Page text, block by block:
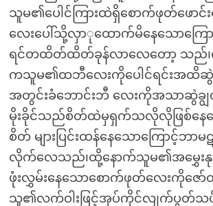
သူမ၏ပေါင်ကြားထဲရှိစောက်ဖုတ်ဖောင်
လေးပေါ်သို့လှာုထောက်မိနေသောကြေ
ရင်တထိတ်ထိတ်ခုန်လာလေတော့ သည်၊ထို
ကသူမ၏ထဘီလေးကိုပေါင်ရင်းအထိဆွဲ
အတွင်းခံဘောင်းဘီ လေးကိုအသာဆွဲခ
မိုးခိုင်သည်စိတ်ထဲမှရှက်သလိုလိုဖြစ်နေ
စိတ် များပြင်းထန်နေသောကြောင့်ဘာမ
လိုက်လေသည်၊ထို့နောက်သူမ၏အမွှေးနုလ
ဖုံးလွှမ်းနေသောစောက်ဖုတ်လေးကိုဇော်
သူ၏လက်ဝါးဖြင့်အုပ်ကိုင်လျက်ပွတ်သ